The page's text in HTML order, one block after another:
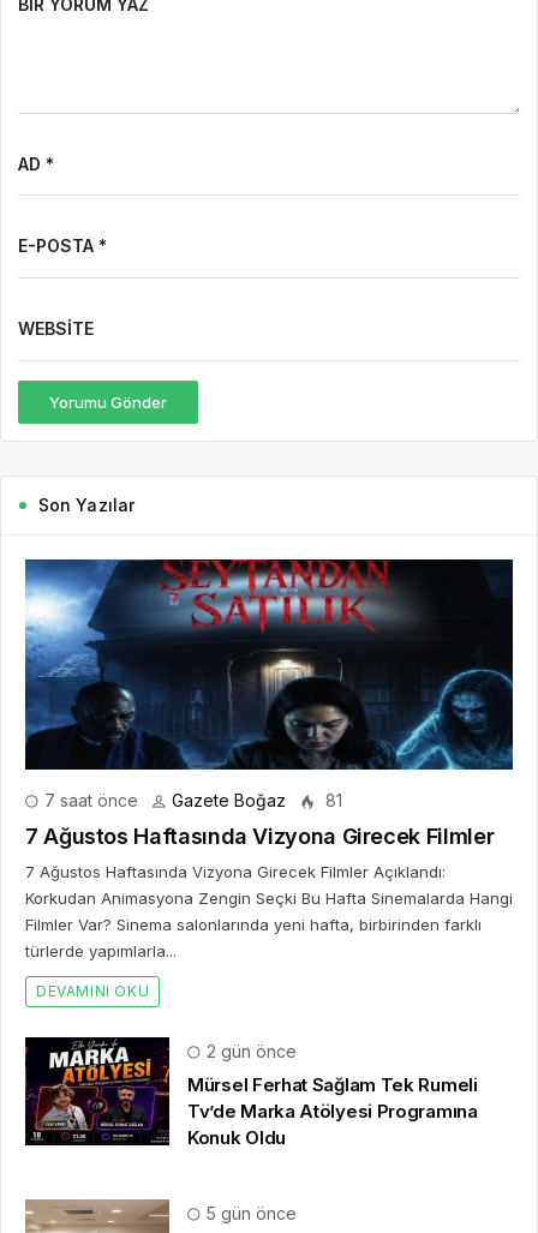
BIR YORUM YAZ
AD *
E-POSTA *
WEBSITE
Yorumu Gönder
Son Yazılar
7 saat önce Gazete Boğaz 81
7 Ağustos Haftasında Vizyona Girecek Filmler
7 Ağustos Haftasında Vizyona Girecek Filmler Açıklandı:
Korkudan Animasyona Zengin Seçki Bu Hafta Sinemalarda Hangi
Filmler Var? Sinema salonlarında yeni hafta, birbirinden farklı
türlerde yapımlarla...
DEVAMINI OKU
2 gün önce
Mürsel Ferhat Sağlam Tek Rumeli
Tv’de Marka Atölyesi Programına
Konuk Oldu
5 gün önce